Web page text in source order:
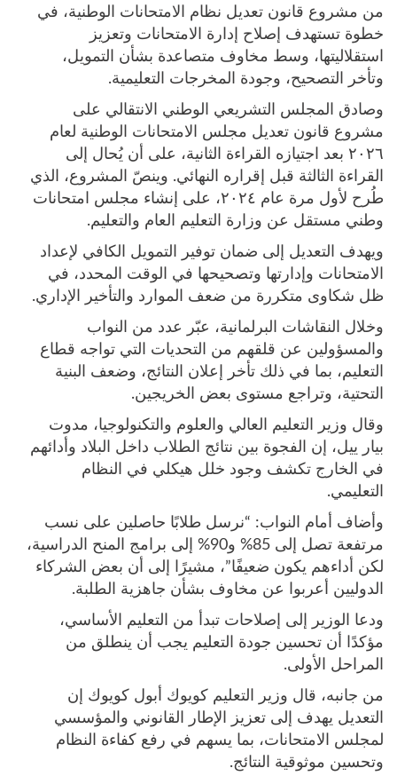
من مشروع قانون تعديل نظام الامتحانات الوطنية، في
خطوة تستهدف إصلاح إدارة الامتحانات وتعزيز
استقلاليتها، وسط مخاوف متصاعدة بشأن التمويل،
وتأخر التصحيح، وجودة المخرجات التعليمية.
وصادق المجلس التشريعي الوطني الانتقالي على
مشروع قانون تعديل مجلس الامتحانات الوطنية لعام
٢٠٢٦ بعد اجتيازه القراءة الثانية، على أن يُحال إلى
القراءة الثالثة قبل إقراره النهائي. وينصّ المشروع، الذي
طُرح لأول مرة عام ٢٠٢٤، على إنشاء مجلس امتحانات
وطني مستقل عن وزارة التعليم العام والتعليم.
ويهدف التعديل إلى ضمان توفير التمويل الكافي لإعداد
الامتحانات وإدارتها وتصحيحها في الوقت المحدد، في
ظل شكاوى متكررة من ضعف الموارد والتأخير الإداري.
وخلال النقاشات البرلمانية، عبّر عدد من النواب
والمسؤولين عن قلقهم من التحديات التي تواجه قطاع
التعليم، بما في ذلك تأخر إعلان النتائج، وضعف البنية
التحتية، وتراجع مستوى بعض الخريجين.
وقال وزير التعليم العالي والعلوم والتكنولوجيا، مدوت
بيار ييل، إن الفجوة بين نتائج الطلاب داخل البلاد وأدائهم
في الخارج تكشف وجود خلل هيكلي في النظام
التعليمي.
وأضاف أمام النواب: “نرسل طلابًا حاصلين على نسب
مرتفعة تصل إلى 85% و90% إلى برامج المنح الدراسية،
لكن أداءهم يكون ضعيفًا”، مشيرًا إلى أن بعض الشركاء
الدوليين أعربوا عن مخاوف بشأن جاهزية الطلبة.
ودعا الوزير إلى إصلاحات تبدأ من التعليم الأساسي،
مؤكدًا أن تحسين جودة التعليم يجب أن ينطلق من
المراحل الأولى.
من جانبه، قال وزير التعليم كويوك أبول كويوك إن
التعديل يهدف إلى تعزيز الإطار القانوني والمؤسسي
لمجلس الامتحانات، بما يسهم في رفع كفاءة النظام
وتحسين موثوقية النتائج.